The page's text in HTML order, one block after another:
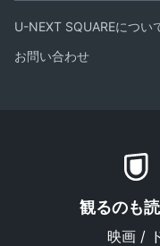
U-NEXT SQUAREについ
お問い合わせ
観るのも
映画 /